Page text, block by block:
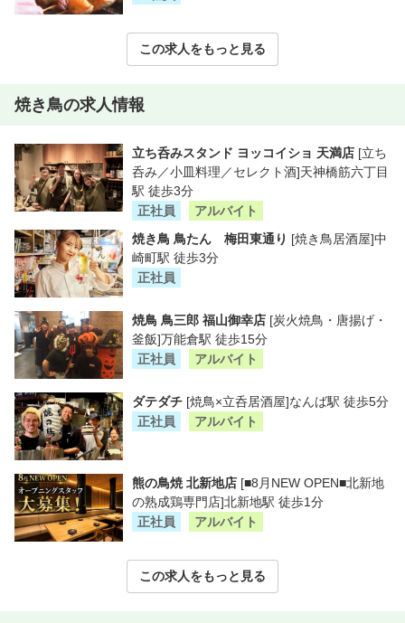
この求人をもっと見る
焼き鳥の求人情報
立ち呑みスタンド ヨッコイショ 天満店 [立ち
呑み／小皿料理／セレクト酒]天神橋筋六丁目
駅 徒歩3分
正社員
アルバイト
焼き鳥 鳥たん 梅田東通り [焼き鳥居酒屋]中
崎町駅 徒歩3分
正社員
焼鳥 鳥三郎 福山御幸店 [炭火焼鳥・唐揚げ・
釜飯]万能倉駅 徒歩15分
正社員
アルバイト
ダテダチ [焼鳥×立呑居酒屋]なんば駅 徒歩5分
正社員
アルバイト
熊の鳥焼 北新地店 [■8月NEW OPEN■北新地
の熟成鶏専門店]北新地駅 徒歩1分
正社員
アルバイト
この求人をもっと見る